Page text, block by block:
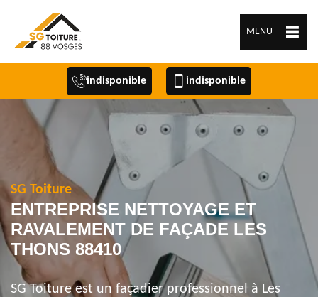
MENU
indisponible indisponible
SG Toiture
ENTREPRISE NETTOYAGE ET
RAVALEMENT DE FAÇADE LES
THONS 88410
SG Toiture est un façadier professionnel à Les